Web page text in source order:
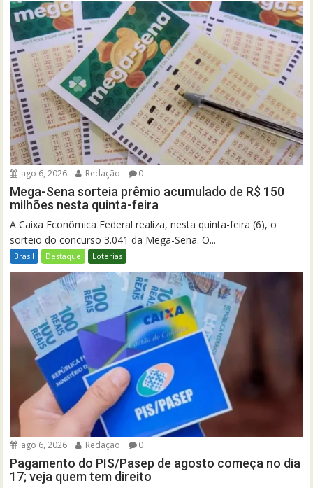
ago 6, 2026 Redação 0
Mega-Sena sorteia prêmio acumulado de R$ 150
milhões nesta quinta-feira
A Caixa Econômica Federal realiza, nesta quinta-feira (6), o
sorteio do concurso 3.041 da Mega-Sena. O...
Brasil Destaque Loterias
ago 6, 2026 Redação 0
Pagamento do PIS/Pasep de agosto começa no dia
17; veja quem tem direito